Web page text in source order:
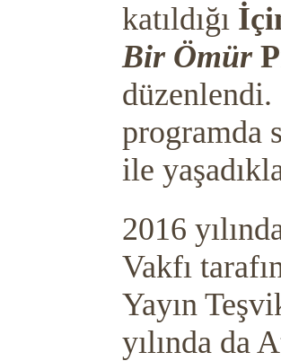
katıldığı
Bir Ömür
düzenlendi.
programda
ile
2016
Vakfı
Yayın
yılında da